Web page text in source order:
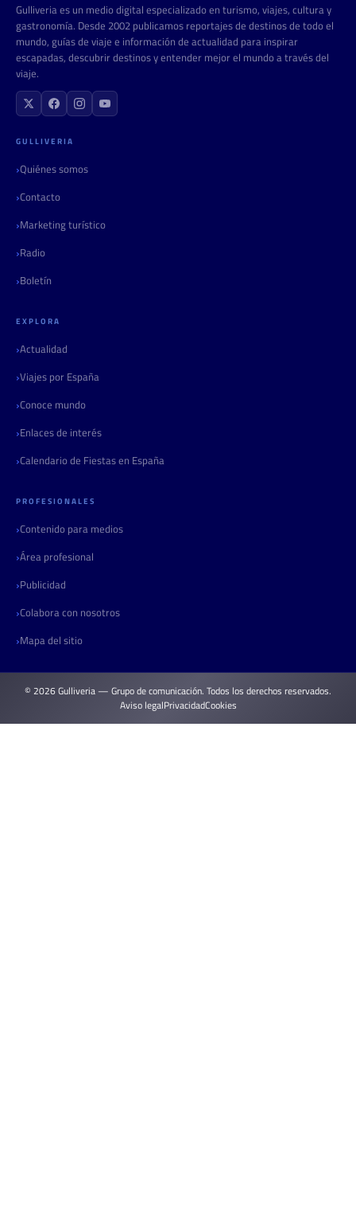
Gulliveria es un medio digital especializado en turismo, viajes, cultura y
gastronomía. Desde 2002 publicamos reportajes de destinos de todo el
mundo, guías de viaje e información de actualidad para inspirar
escapadas, descubrir destinos y entender mejor el mundo a través del
viaje.
GULLIVERIA
Quiénes somos
Contacto
Marketing turístico
Radio
Boletín
EXPLORA
Actualidad
Viajes por España
Conoce mundo
Enlaces de interés
Calendario de Fiestas en España
PROFESIONALES
Contenido para medios
Área profesional
Publicidad
Colabora con nosotros
Mapa del sitio
© 2026 Gulliveria — Grupo de comunicación. Todos los derechos reservados.
Aviso legalPrivacidadCookies